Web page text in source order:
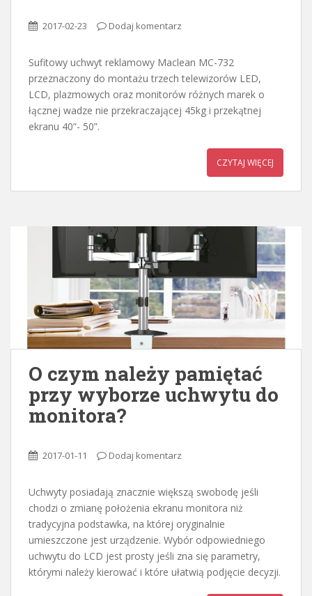
2017-02-23 Dodaj komentarz
Sufitowy uchwyt reklamowy Maclean MC-732
przeznaczony do montażu trzech telewizorów LED,
LCD, plazmowych oraz monitorów różnych marek o
łącznej wadze nie przekraczającej 45kg i przekątnej
ekranu 40”- 50”.
CZYTAJ WIĘCEJ
O czym należy pamiętać
przy wyborze uchwytu do
monitora?
2017-01-11 Dodaj komentarz
Uchwyty posiadają znacznie większą swobodę jeśli
chodzi o zmianę położenia ekranu monitora niż
tradycyjna podstawka, na której oryginalnie
umieszczone jest urządzenie. Wybór odpowiedniego
uchwytu do LCD jest prosty jeśli zna się parametry,
którymi należy kierować i które ułatwią podjęcie decyzji.